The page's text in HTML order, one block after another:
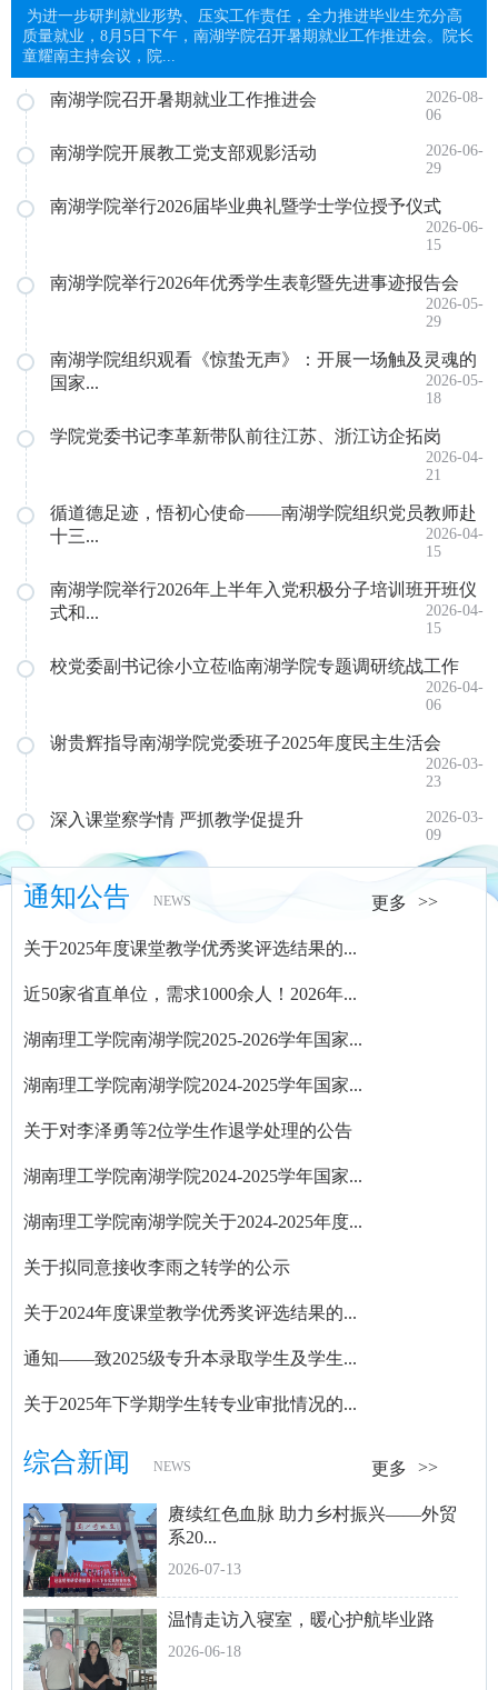
为进一步研判就业形势、压实工作责任，全力推进毕业生充分高
质量就业，8月5日下午，南湖学院召开暑期就业工作推进会。院长
童耀南主持会议，院...
南湖学院召开暑期就业工作推进会
2026-08-
06
南湖学院开展教工党支部观影活动
2026-06-
29
南湖学院举行2026届毕业典礼暨学士学位授予仪式
2026-06-
15
南湖学院举行2026年优秀学生表彰暨先进事迹报告会
2026-05-
29
南湖学院组织观看《惊蛰无声》：开展一场触及灵魂的
国家...
2026-05-
18
学院党委书记李革新带队前往江苏、浙江访企拓岗
2026-04-
21
循道德足迹，悟初心使命——南湖学院组织党员教师赴
十三...
2026-04-
15
南湖学院举行2026年上半年入党积极分子培训班开班仪
式和...
2026-04-
15
校党委副书记徐小立莅临南湖学院专题调研统战工作
2026-04-
06
谢贵辉指导南湖学院党委班子2025年度民主生活会
2026-03-
23
深入课堂察学情 严抓教学促提升
2026-03-
09
通知公告 NEWS 更多
关于2025年度课堂教学优秀奖评选结果的...
近50家省直单位，需求1000余人！2026年...
湖南理工学院南湖学院2025-2026学年国家...
湖南理工学院南湖学院2024-2025学年国家...
关于对李泽勇等2位学生作退学处理的公告
湖南理工学院南湖学院2024-2025学年国家...
湖南理工学院南湖学院关于2024-2025年度...
关于拟同意接收李雨之转学的公示
关于2024年度课堂教学优秀奖评选结果的...
通知——致2025级专升本录取学生及学生...
关于2025年下学期学生转专业审批情况的...
综合新闻 NEWS 更多
赓续红色血脉 助力乡村振兴——外贸
系20...
2026-07-13
温情走访入寝室，暖心护航毕业路
2026-06-18